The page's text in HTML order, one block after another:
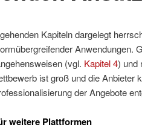
Kapiteln dargelegt
Anwendungen.
(vgl. Kapitel 4) und
ist groß und die
der Angebote
weitere Plattformen